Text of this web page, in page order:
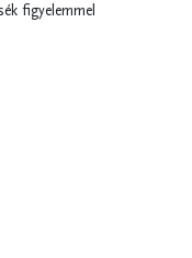
figyelemmel